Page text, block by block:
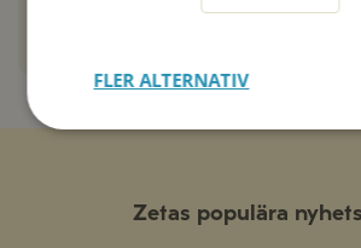
Zetas populära
FLER ALTERNATIV